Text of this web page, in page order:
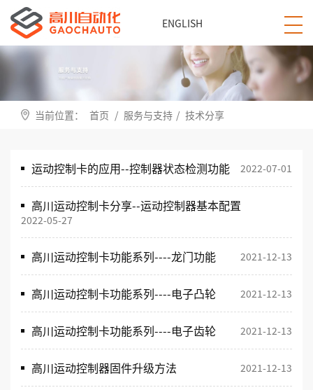
ENGLISH
当前位置： 首页 / 服务与支持 / 技术分享
运动控制卡的应用--控制器状态检测功能 2022-07-01
高川运动控制卡分享--运动控制器基本配置
2022-05-27
高川运动控制卡功能系列----龙门功能 2021-12-13
高川运动控制卡功能系列----电子凸轮 2021-12-13
高川运动控制卡功能系列----电子齿轮 2021-12-13
高川运动控制器固件升级方法 2021-12-13